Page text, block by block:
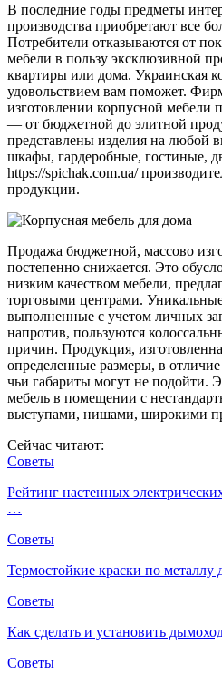
В последние годы предметы
производства приобретают все
Потребители отказываются от
мебели в пользу эксклюзивной
квартиры или дома. Украинская
удовольствием вам поможет.
изготовлении корпусной мебели
— от бюджетной до элитной
представлены изделия на любой
шкафы, гардеробные, гостиные,
https://spichak.com.ua/
продукции.
Продажа бюджетной, массово
постепенно снижается. Это
низким качеством мебели,
торговыми центрами.
выполненные с учетом личных
напротив, пользуются
причин. Продукция,
определенные размеры, в
чьи габариты могут не подойти.
мебель в помещении с
выступами, нишами, широкими
Сейчас читают:
Советы
Рейтинг настенных
…
Советы
Термостойкие краски по металлу
Советы
Как сделать и установить
Советы